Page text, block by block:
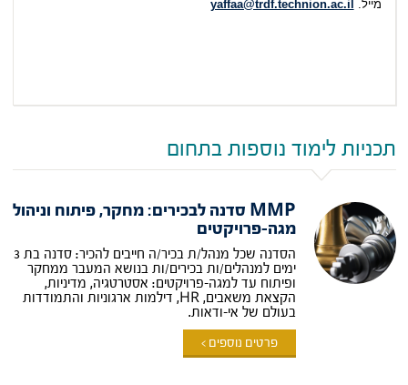
מייל. yaffaa@trdf.technion.ac.il
תכניות לימוד נוספות בתחום
MMP סדנה לבכירים: מחקר, פיתוח וניהול
מגה-פרויקטים
הסדנה שכל מנהל/ת בכיר/ה חייבים להכיר: סדנה בת 3
ימים למנהלים/ות בכירים/ות בנושא המעבר ממחקר
ופיתוח עד למגה-פרויקטים: אסטרטגיה, מדיניות,
הקצאת משאבים, HR, דילמות ארגוניות והתמודדות
בעולם של אי-ודאות.
פרטים נוספים >